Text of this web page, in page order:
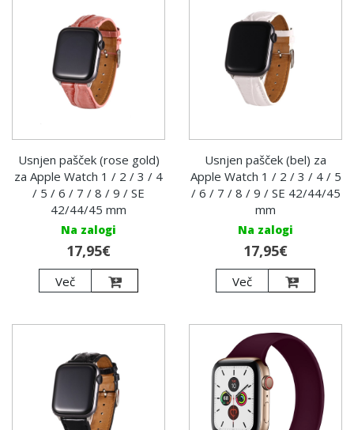
Usnjen pašček (rose gold)
za Apple Watch 1 / 2 / 3 / 4
/ 5 / 6 / 7 / 8 / 9 / SE
42/44/45 mm
Na zalogi
17,95€
Več
Usnjen pašček (bel) za
Apple Watch 1 / 2 / 3 / 4 / 5
/ 6 / 7 / 8 / 9 / SE 42/44/45
mm
Na zalogi
17,95€
Več